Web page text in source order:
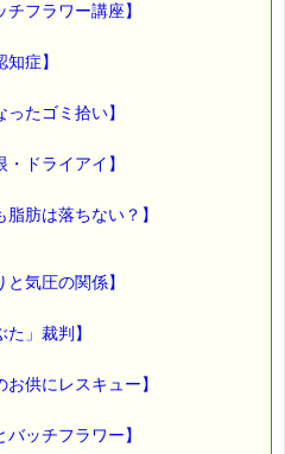
set.asp
ワーが見つかる－選び方ガイ
ます。
＠千葉るみこ 編集後記
フラワー講座】
症】
たゴミ拾い】
ドライアイ】
肪は落ちない？】
気圧の関係】
」裁判】
供にレスキュー】
ッチフラワー】